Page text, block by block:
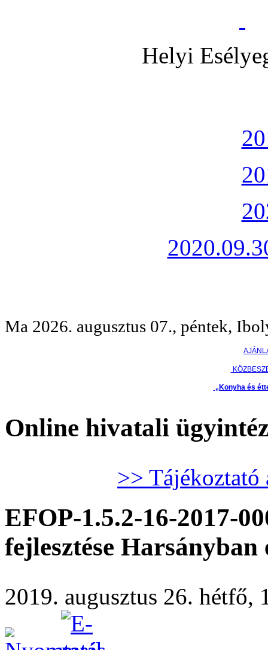
Helyi
Ma 2026. augusztus 07., péntek,
„Konyha és
Online hivatali
>> Tájékoztató
EFOP-1.5.2-16-2017-
fejlesztése Harsányban
2019. augusztus 26.